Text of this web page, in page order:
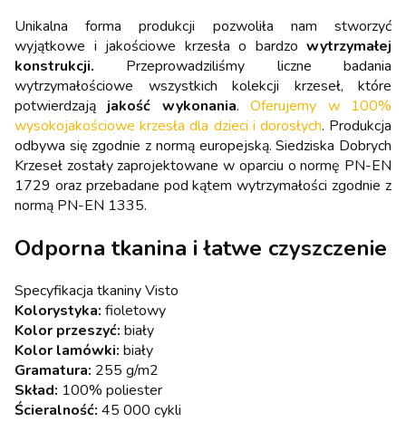
Unikalna forma produkcji pozwoliła nam stworzyć
wyjątkowe i jakościowe krzesła o bardzo wytrzymałej
konstrukcji. Przeprowadziliśmy liczne badania
wytrzymałościowe wszystkich kolekcji krzeseł, które
potwierdzająjakość wykonania.Oferujemy w 100%
wysokojakościowe krzesła dla dzieci i dorosłych. Produkcja
odbywa się zgodnie z normą europejską. Siedziska Dobrych
Krzeseł zostały zaprojektowane w oparciu o normę PN-EN
1729 oraz przebadane pod kątem wytrzymałości zgodnie z
normą PN-EN 1335.
Odporna tkanina i łatwe czyszczenie
Specyfikacja tkaniny Visto
Kolorystyka: fioletowy
Kolor przeszyć: biały
Kolor lamówki: biały
Gramatura: 255 g/m2
Skład: 100% poliester
Ścieralność: 45 000 cykli